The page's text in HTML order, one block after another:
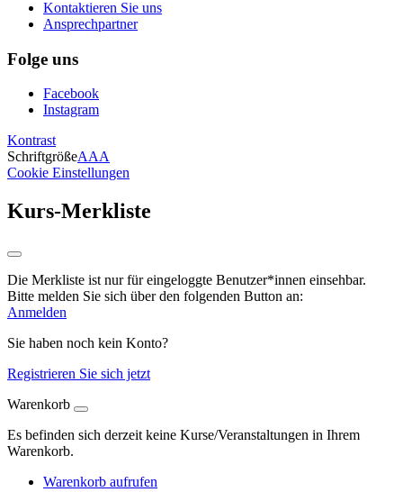
Kontaktieren Sie uns
Ansprechpartner
Folge uns
Facebook
Instagram
Kontrast
SchriftgrößeAAA
Cookie Einstellungen
Kurs-Merkliste
Die Merkliste ist nur für eingeloggte Benutzer*innen einsehbar.
Bitte melden Sie sich über den folgenden Button an:
Anmelden
Sie haben noch kein Konto?
Registrieren Sie sich jetzt
Warenkorb
Es befinden sich derzeit keine Kurse/Veranstaltungen in Ihrem
Warenkorb.
Warenkorb aufrufen